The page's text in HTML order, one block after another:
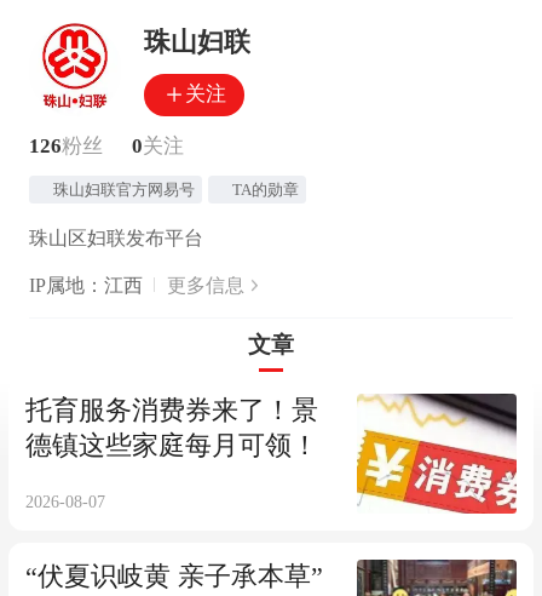
珠山妇联
关注
126粉丝 0关注
珠山妇联官方网易号 TA的勋章
珠山区妇联发布平台
IP属地：江西 更多信息
文章
托育服务消费券来了！景
德镇这些家庭每月可领！
2026-08-07
“伏夏识岐黄 亲子承本草”